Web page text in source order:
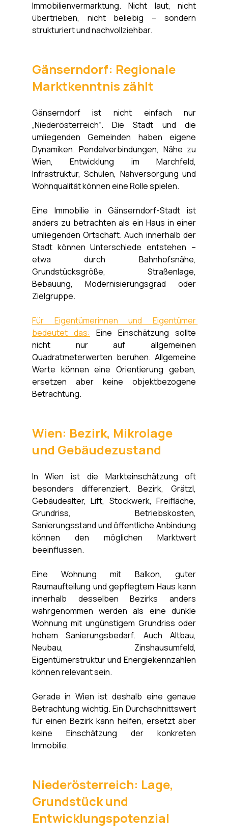
Immobilienvermarktung. Nicht laut, nicht
übertrieben, nicht beliebig – sondern
strukturiert und nachvollziehbar.
Gänserndorf: Regionale
Marktkenntnis zählt
Gänserndorf ist nicht einfach nur
„Niederösterreich“. Die Stadt und die
umliegenden Gemeinden haben eigene
Dynamiken. Pendelverbindungen, Nähe zu
Wien, Entwicklung im Marchfeld,
Infrastruktur, Schulen, Nahversorgung und
Wohnqualität können eine Rolle spielen.
Eine Immobilie in Gänserndorf-Stadt ist
anders zu betrachten als ein Haus in einer
umliegenden Ortschaft. Auch innerhalb der
Stadt können Unterschiede entstehen –
etwa durch Bahnhofsnähe,
Grundstücksgröße, Straßenlage,
Bebauung, Modernisierungsgrad oder
Zielgruppe.
Für Eigentümerinnen und Eigentümer
bedeutet das: Eine Einschätzung sollte
nicht nur auf allgemeinen
Quadratmeterwerten beruhen. Allgemeine
Werte können eine Orientierung geben,
ersetzen aber keine objektbezogene
Betrachtung.
Wien: Bezirk, Mikrolage
und Gebäudezustand
In Wien ist die Markteinschätzung oft
besonders differenziert. Bezirk, Grätzl,
Gebäudealter, Lift, Stockwerk, Freifläche,
Grundriss, Betriebskosten,
Sanierungsstand und öffentliche Anbindung
können den möglichen Marktwert
beeinflussen.
Eine Wohnung mit Balkon, guter
Raumaufteilung und gepflegtem Haus kann
innerhalb desselben Bezirks anders
wahrgenommen werden als eine dunkle
Wohnung mit ungünstigem Grundriss oder
hohem Sanierungsbedarf. Auch Altbau,
Neubau, Zinshausumfeld,
Eigentümerstruktur und Energiekennzahlen
können relevant sein.
Gerade in Wien ist deshalb eine genaue
Betrachtung wichtig. Ein Durchschnittswert
für einen Bezirk kann helfen, ersetzt aber
keine Einschätzung der konkreten
Immobilie.
Niederösterreich: Lage,
Grundstück und
Entwicklungspotenzial